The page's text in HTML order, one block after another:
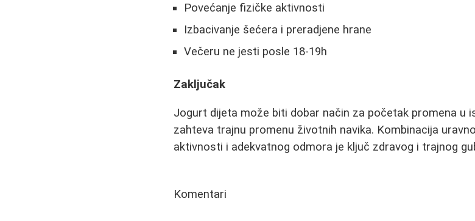
Povećanje fizičke aktivnosti
Izbacivanje šećera i preradjene hrane
Večeru ne jesti posle 18-19h
Zaključak
Jogurt dijeta može biti dobar način za početak promena u
zahteva trajnu promenu životnih navika. Kombinacija
aktivnosti i adekvatnog odmora je ključ zdravog i trajnog
Komentari